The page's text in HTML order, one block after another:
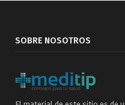
SOBRE NOSOTROS